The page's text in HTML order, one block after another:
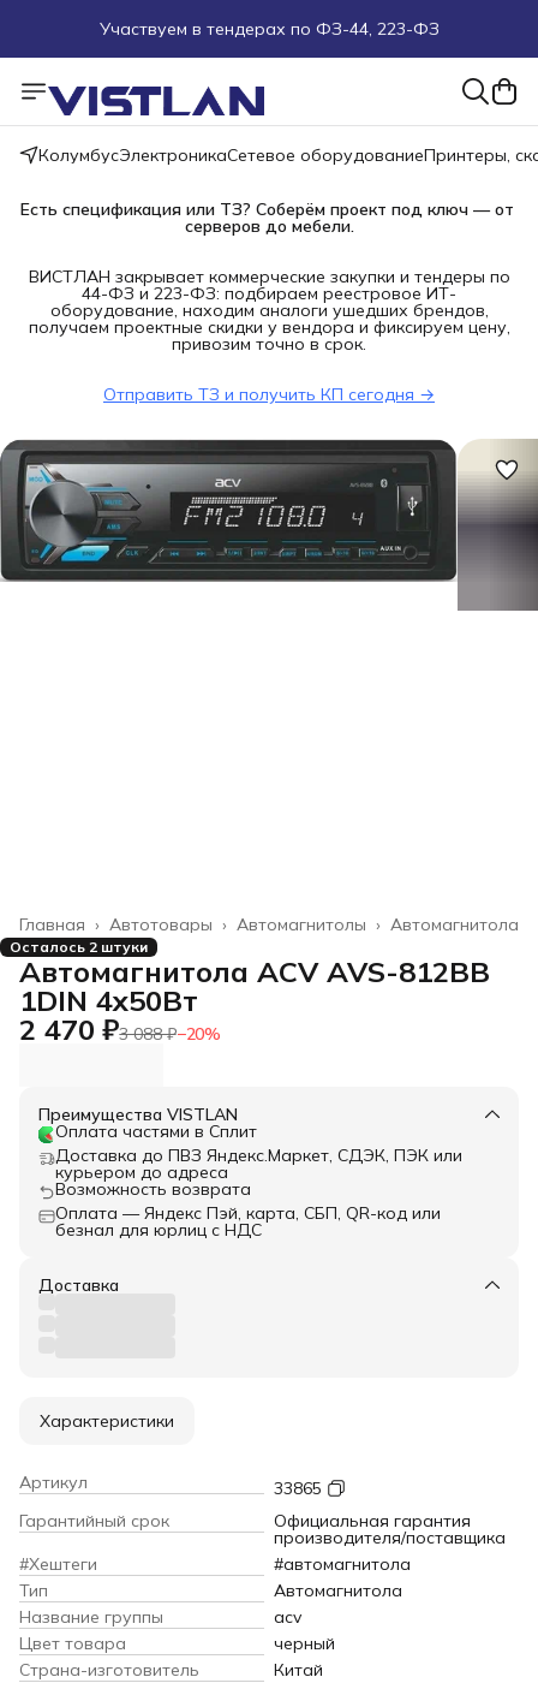
Пуско-наладочные работы
Более 100 000 позиций в наличии и под заказ
КолумбусЭлектроникаСетевое оборудованиеПринтеры,
Есть спецификация или ТЗ? Соберём проект под ключ — от
серверов до мебели.
ВИСТЛАН закрывает коммерческие закупки и тендеры по
44-ФЗ и 223-ФЗ: подбираем реестровое ИТ-
оборудование, находим аналоги ушедших брендов,
получаем проектные скидки у вендора и фиксируем цену,
привозим точно в срок.
Отправить ТЗ и получить КП сегодня →
Автомагнитола
Автомагнитолы ›
Автотовары ›
Главная ›
Осталось 2 штуки
Автомагнитола ACV AVS-812BB
1DIN 4x50Вт
2 470 ₽3 088 ₽−20%
Преимущества VISTLAN
Оплата частями в Сплит
Доставка до ПВЗ Яндекс.Маркет, СДЭК, ПЭК или
курьером до адреса
Возможность возврата
Оплата — Яндекс Пэй, карта, СБП, QR-код или
безнал для юрлиц с НДС
Доставка
Характеристики
Артикул
33865
Гарантийный срок
Официальная гарантия
производителя/поставщика
#Хештеги
#автомагнитола
Тип
Автомагнитола
Название группы
acv
Цвет товара
черный
Страна-изготовитель
Китай